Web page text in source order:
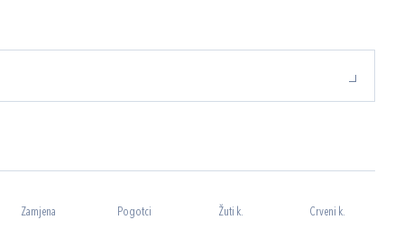
Zamjena Pogotci Žuti k. Crveni k.